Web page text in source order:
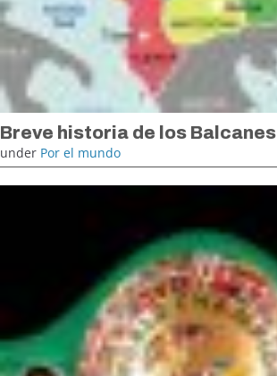
Breve historia de los Balcanes
under Por el mundo